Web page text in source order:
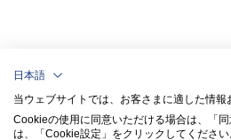
日本語
当ウェブサイトでは、お客さまに適した情
Cookieの使用に同意いただける場合は、「
は、「Cookie設定」をクリックしてください